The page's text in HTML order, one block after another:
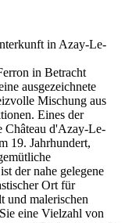
in Azay-Le-
in Betracht
ausgezeichnete
Mischung aus
Eines der
Château d'Azay-Le-
19. Jahrhundert,
der nahe gelegene
Ort für
und malerischen
eine Vielzahl von